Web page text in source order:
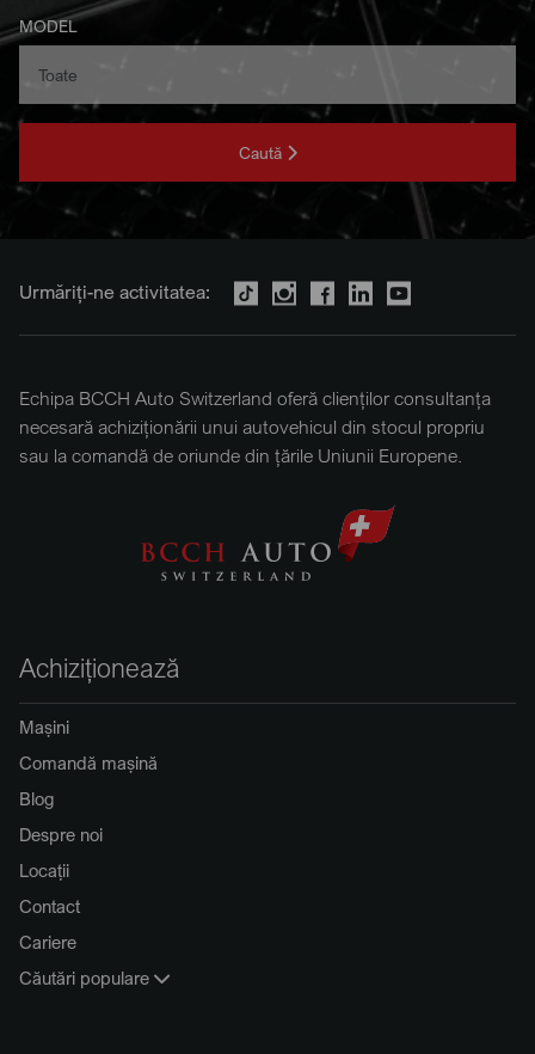
MODEL
Caută
Urmăriți-ne activitatea:
Echipa BCCH Auto Switzerland oferă clienților consultanța
necesară achiziționării unui autovehicul din stocul propriu
sau la comandă de oriunde din țările Uniunii Europene.
Achiziționează
Mașini
Comandă mașină
Blog
Despre noi
Locații
Contact
Cariere
Căutări populare